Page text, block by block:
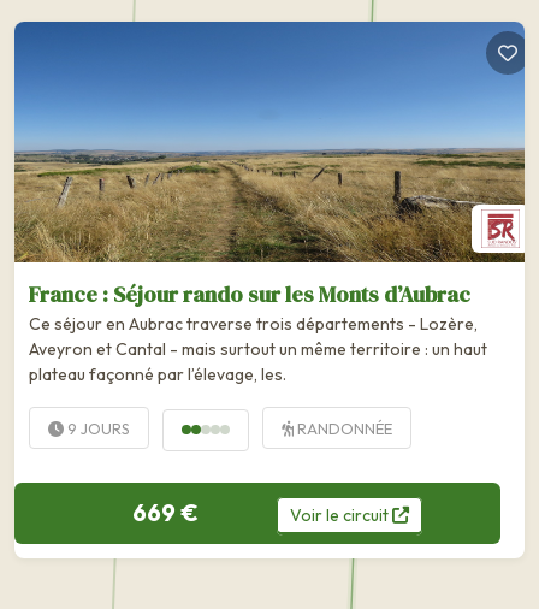
France : Séjour rando sur les Monts d’Aubrac
Ce séjour en Aubrac traverse trois départements - Lozère,
Aveyron et Cantal - mais surtout un même territoire : un haut
plateau façonné par l’élevage, les.
9 JOURS RANDONNÉE
669 € Voirle circuit